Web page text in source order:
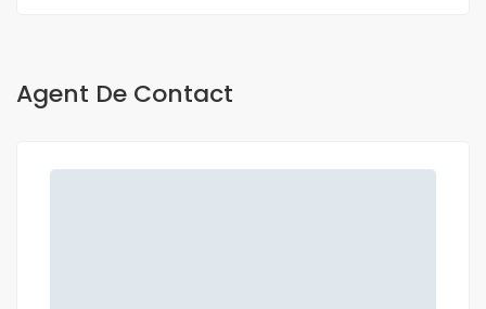
Agent De Contact